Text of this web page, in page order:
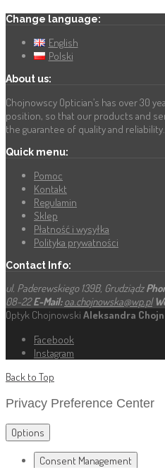
Change language:
English
Polski
About us:
Chojnowscy Optician’s has over 30
position, so that our products and
the guarantee of quality and reliability.
Quick menu:
Pomoc
Kontakt
Regulamin
Sklep
Płatność i wysyłka
Polityka prywatności
Contact Info:
ul. Paderewskiego 139B, Grudziądz
08-22E-Mail: oa.chojnowska@wp.pl
Optyk Chojnowski Aleksandra
Facebook
Instagram
Back to Top
Privacy Preference Center
Options
Consent Management